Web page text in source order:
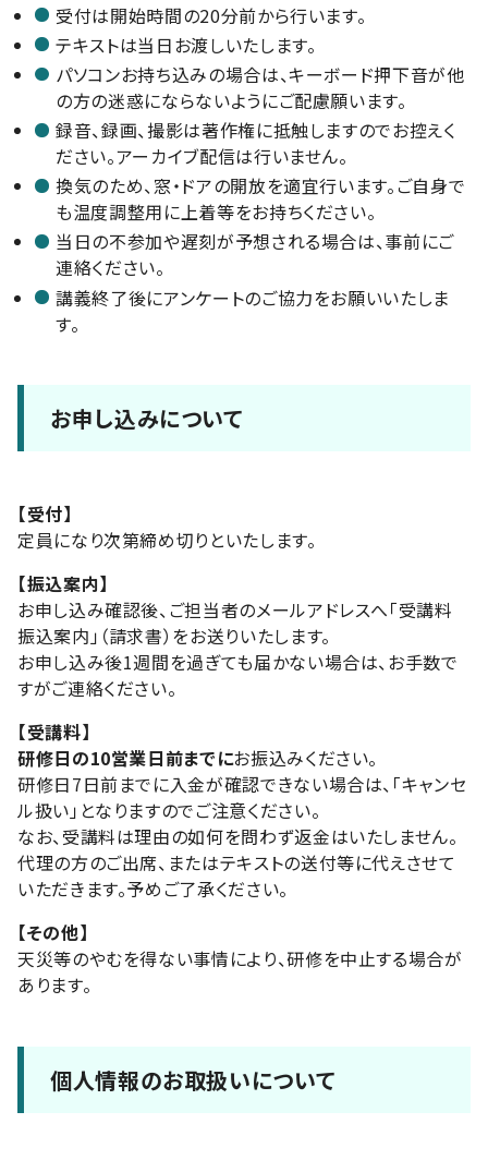
受付は開始時間の20分前から行います。
テキストは当日お渡しいたします。
パソコンお持ち込みの場合は、キーボード押下音が他
の方の迷惑にならないようにご配慮願います。
録音、録画、撮影は著作権に抵触しますのでお控えく
ださい。アーカイブ配信は行いません。
換気のため、窓・ドアの開放を適宜行います。ご自身で
も温度調整用に上着等をお持ちください。
当日の不参加や遅刻が予想される場合は、事前にご
連絡ください。
講義終了後にアンケートのご協力をお願いいたしま
す。
お申し込みについて
【受付】
定員になり次第締め切りといたします。
【振込案内】
お申し込み確認後、ご担当者のメールアドレスへ「受講料
振込案内」（請求書）をお送りいたします。
お申し込み後1週間を過ぎても届かない場合は、お手数で
すがご連絡ください。
【受講料】
研修日の10営業日前までにお振込みください。
研修日7日前までに入金が確認できない場合は、「キャンセ
ル扱い」となりますのでご注意ください。
なお、受講料は理由の如何を問わず返金はいたしません。
代理の方のご出席、またはテキストの送付等に代えさせて
いただきます。予めご了承ください。
【その他】
天災等のやむを得ない事情により、研修を中止する場合が
あります。
個人情報のお取扱いについて